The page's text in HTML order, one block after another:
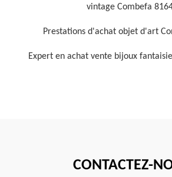
vintage Combefa
Prestations d'achat objet d'art
Expert en achat vente bijoux
CONTACTEZ-